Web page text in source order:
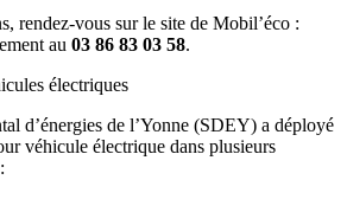
rendez-vous sur le site de Mobil’éco :
au 03 86 83 03 58.
électriques
d’énergies de l’Yonne (SDEY) a déployé
véhicule électrique dans plusieurs